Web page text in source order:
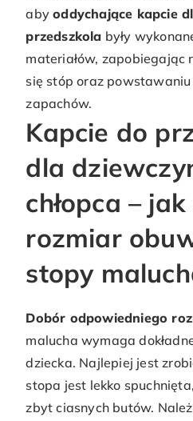
abyoddychające kapcie
przedszkola były
materiałów, zapobiegając
się stóp oraz
zapachów.
Kapcie do
dla
chłopca –
rozmiar
stopy
Dobór odpowiedniego
malucha wymaga
dziecka. Najlepiej jest
stopa jest lekko
zbyt ciasnych butów.